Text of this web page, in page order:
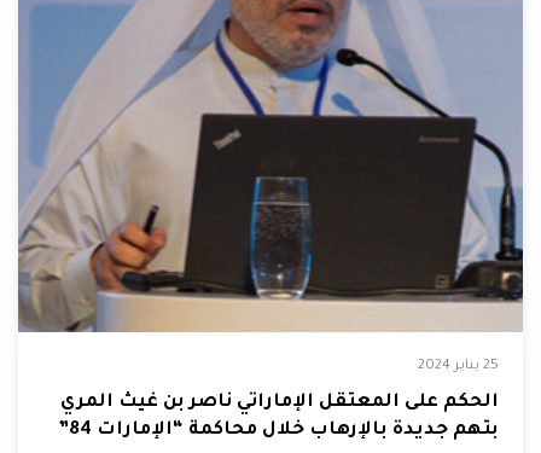
25 يناير 2024
الحكم على المعتقل الإماراتي ناصر بن غيث المري
بتهم جديدة بالإرهاب خلال محاكمة “الإمارات 84”